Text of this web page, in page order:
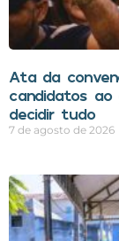
Ata da
candidatos ao
decidir tudo
7 de agosto de 2026